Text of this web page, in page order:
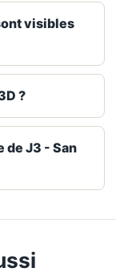
visibles
?
J3 - San